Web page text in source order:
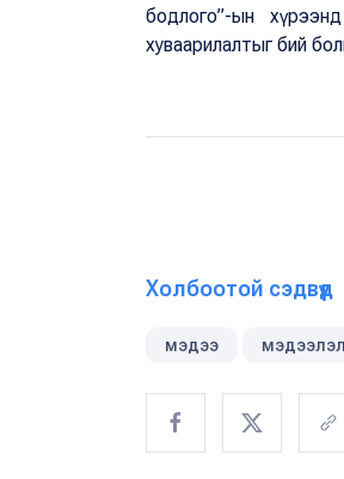
бодлого”-ын
хуваарилалтыг бий
Холбоотой сэдвүүд
мэдээ мэдээлэл